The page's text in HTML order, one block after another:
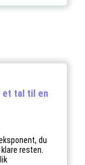
et tal til en
du
resten.